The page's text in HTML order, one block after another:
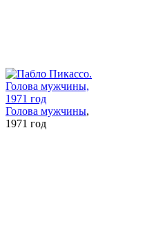
Голова мужчины,
1971 год